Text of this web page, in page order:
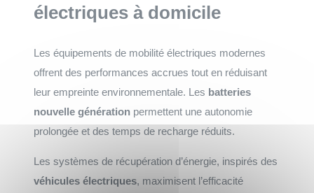
électriques à domicile
Les équipements de mobilité électriques modernes
offrent des performances accrues tout en réduisant
leur empreinte environnementale. Les batteries
nouvelle génération permettent une autonomie
prolongée et des temps de recharge réduits.
Les systèmes de récupération d’énergie, inspirés des
véhicules électriques, maximisent l’efficacité